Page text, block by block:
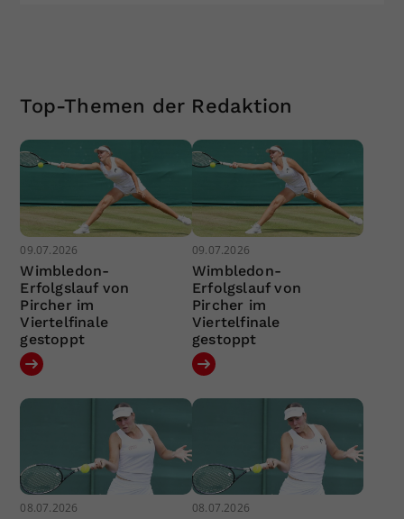
Top-Themen der Redaktion
09.07.2026
Wimbledon-
Erfolgslauf von
Pircher im
Viertelfinale
gestoppt
09.07.2026
Wimbledon-
Erfolgslauf von
Pircher im
Viertelfinale
gestoppt
08.07.2026 08.07.2026